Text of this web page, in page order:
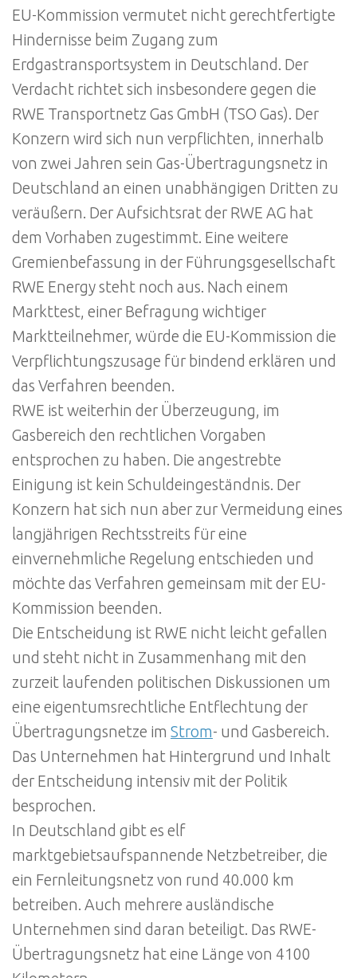
EU-Kommission vermutet nicht gerechtfertigte
Hindernisse beim Zugang zum
Erdgastransportsystem in Deutschland. Der
Verdacht richtet sich insbesondere gegen die
RWE Transportnetz Gas GmbH (TSO Gas). Der
Konzern wird sich nun verpflichten, innerhalb
von zwei Jahren sein Gas-Übertragungsnetz in
Deutschland an einen unabhängigen Dritten zu
veräußern. Der Aufsichtsrat der RWE AG hat
dem Vorhaben zugestimmt. Eine weitere
Gremienbefassung in der Führungsgesellschaft
RWE Energy steht noch aus. Nach einem
Markttest, einer Befragung wichtiger
Marktteilnehmer, würde die EU-Kommission die
Verpflichtungszusage für bindend erklären und
das Verfahren beenden.
RWE ist weiterhin der Überzeugung, im
Gasbereich den rechtlichen Vorgaben
entsprochen zu haben. Die angestrebte
Einigung ist kein Schuldeingeständnis. Der
Konzern hat sich nun aber zur Vermeidung eines
langjährigen Rechtsstreits für eine
einvernehmliche Regelung entschieden und
möchte das Verfahren gemeinsam mit der EU-
Kommission beenden.
Die Entscheidung ist RWE nicht leicht gefallen
und steht nicht in Zusammenhang mit den
zurzeit laufenden politischen Diskussionen um
eine eigentumsrechtliche Entflechtung der
Übertragungsnetze im Strom- und Gasbereich.
Das Unternehmen hat Hintergrund und Inhalt
der Entscheidung intensiv mit der Politik
besprochen.
In Deutschland gibt es elf
marktgebietsaufspannende Netzbetreiber, die
ein Fernleitungsnetz von rund 40.000 km
betreiben. Auch mehrere ausländische
Unternehmen sind daran beteiligt. Das RWE-
Übertragungsnetz hat eine Länge von 4100